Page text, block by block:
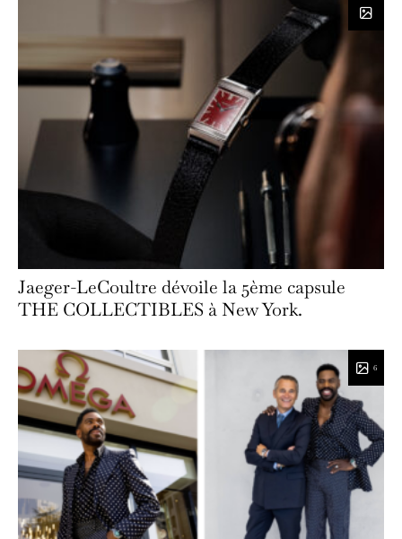
Jaeger-LeCoultre dévoile la 5ème capsule
THE COLLECTIBLES à New York.
6